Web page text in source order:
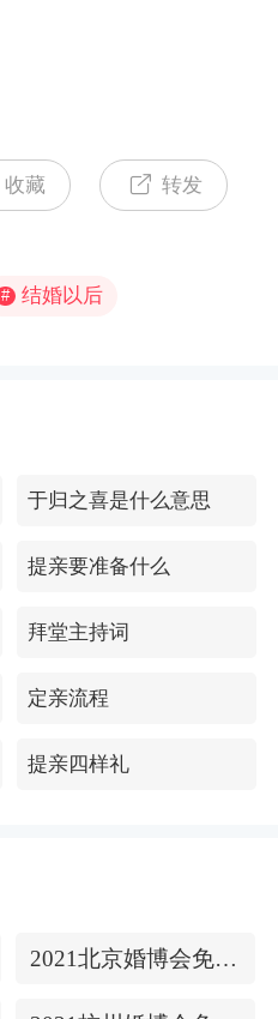
收藏 转发
# 结婚以后
于归之喜是什么意思
提亲要准备什么
拜堂主持词
定亲流程
提亲四样礼
2021北京婚博会免费门票